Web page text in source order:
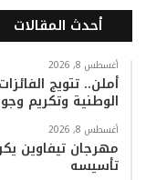
س
ب
و
ك
أحدث المقالات
أغسطس 8, 2026
الوطنية وتكريم
أغسطس 8, 2026
تأسيسه